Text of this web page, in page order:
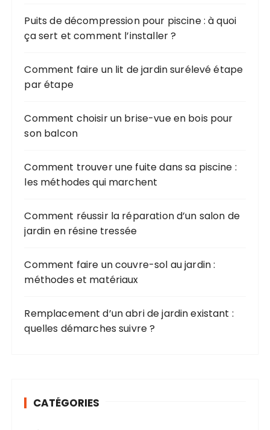
Puits de décompression pour piscine : à quoi
ça sert et comment l’installer ?
Comment faire un lit de jardin surélevé étape
par étape
Comment choisir un brise-vue en bois pour
son balcon
Comment trouver une fuite dans sa piscine :
les méthodes qui marchent
Comment réussir la réparation d’un salon de
jardin en résine tressée
Comment faire un couvre-sol au jardin :
méthodes et matériaux
Remplacement d’un abri de jardin existant :
quelles démarches suivre ?
CATÉGORIES